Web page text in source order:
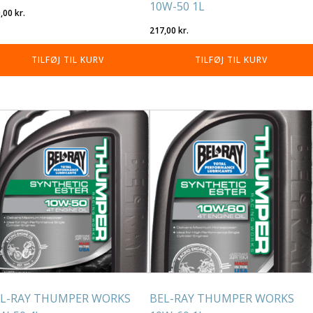
kr.
TILFØJ TIL KURV
10W-50 1L
217,00kr.
TILFØJ TIL KURV
RAY THUMPER WORKS
BEL-RAY THUMPER WORKS